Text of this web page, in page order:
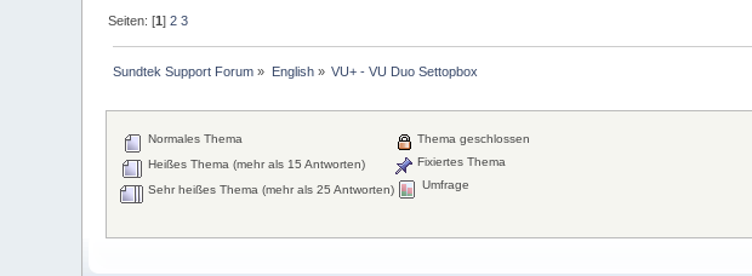
Seiten: [1]2 3
Sundtek Support Forum » English» VU+ - VU Duo Settopbox
Normales Thema
Heißes Thema (mehr als 15 Antworten)
Sehr heißes Thema (mehr als 25 Antworten)
Thema geschlossen
Fixiertes Thema
Umfrage